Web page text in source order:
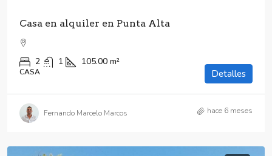
Casa en alquiler en Punta Alta
2 1 105.00 m²
CASA Detalles
Fernando Marcelo Marcos hace 6 meses